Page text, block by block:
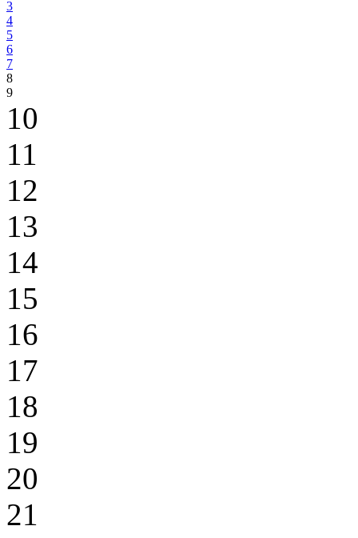
3
4
5
6
7
8
9
10
11
12
13
14
15
16
17
18
19
20
21